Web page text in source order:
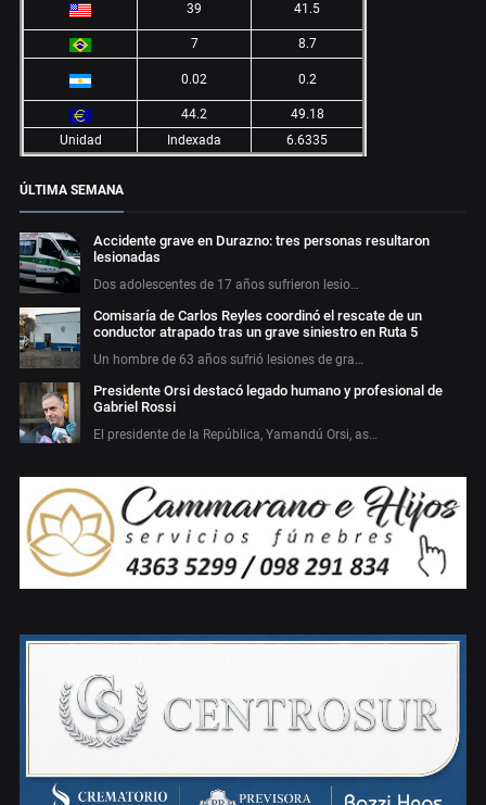
39 41.5
7 8.7
0.02 0.2
44.2
49.18
Unidad
Indexada 6.6335
ÚLTIMA SEMANA
Accidente grave en Durazno: tres personas resultaron
lesionadas
Dos adolescentes de 17 años sufrieron lesio…
Comisaría de Carlos Reyles coordinó el rescate de un
conductor atrapado tras un grave siniestro en Ruta 5
Un hombre de 63 años sufrió lesiones de gra…
Presidente Orsi destacó legado humano y profesional de
Gabriel Rossi
El presidente de la República, Yamandú Orsi, as…